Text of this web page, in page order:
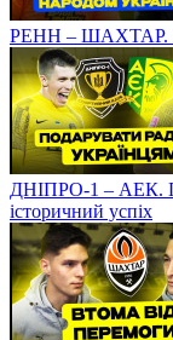
РЕНН – ШАХТАР.
ДНІПРО-1 – АЕК.
історичний успіх